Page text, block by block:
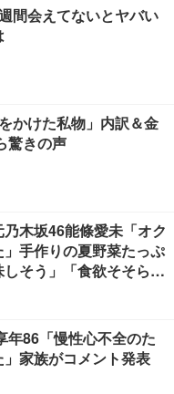
間会えてないとヤバい
かけた私物」内訳＆金
驚きの声
木坂46能條愛未「オク
手作りの夏野菜たっぷ
そう」「食欲そそられ
年86「慢性心不全のた
家族がコメント発表